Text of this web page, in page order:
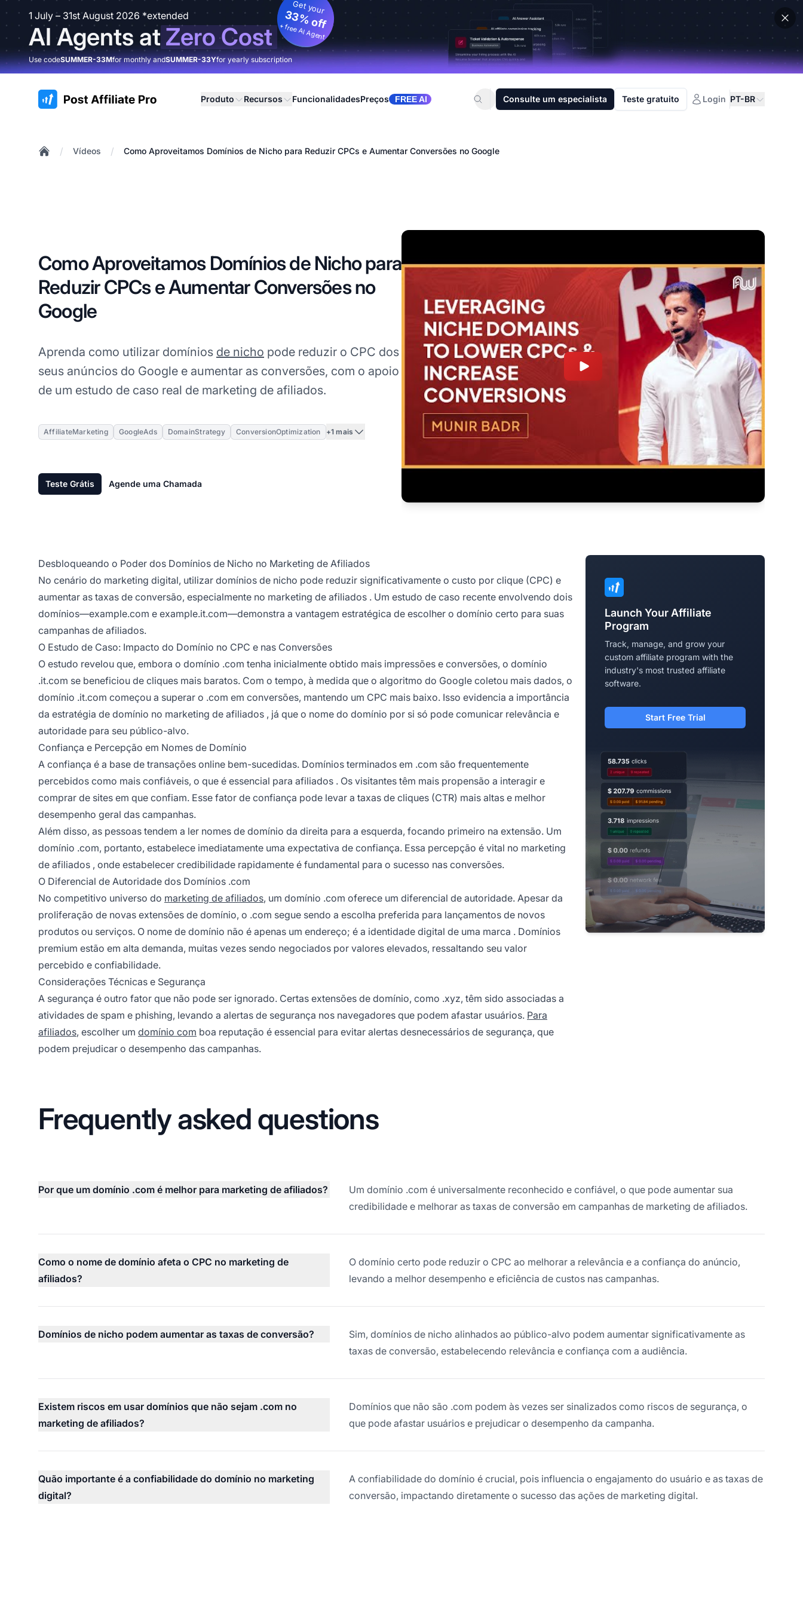
1 July – 31st August 2026 *extended
AI Agents atZero Cost
Get your
33% off
+ free AI Agent
Use codeSUMMER-33Mfor monthly andSUMMER-33Yfor yearly subscription
:site.title Produto Recursos FuncionalidadesPreços FREE AI Consulte um especialista Teste gratuito Login PT-BR
/ Vídeos / Como Aproveitamos Domínios de Nicho para Reduzir CPCs e Aumentar Conversões no Google
Como Aproveitamos Domínios de Nicho para
Reduzir CPCs e Aumentar Conversões no
Google
Aprenda como utilizar domínios de nicho pode reduzir o CPC dos
seus anúncios do Google e aumentar as conversões, com o apoio
de um estudo de caso real de marketing de afiliados.
AffiliateMarketing GoogleAds DomainStrategy ConversionOptimization +1 mais
Teste Grátis Agende uma Chamada
Desbloqueando o Poder dos Domínios de Nicho no Marketing de Afiliados
No cenário do marketing digital, utilizar domínios de nicho pode reduzir significativamente o custo por clique (CPC) e
aumentar as taxas de conversão, especialmente no marketing de afiliados . Um estudo de caso recente envolvendo dois
domínios—example.com e example.it.com—demonstra a vantagem estratégica de escolher o domínio certo para suas
campanhas de afiliados.
O Estudo de Caso: Impacto do Domínio no CPC e nas Conversões
O estudo revelou que, embora o domínio .com tenha inicialmente obtido mais impressões e conversões, o domínio
.it.com se beneficiou de cliques mais baratos. Com o tempo, à medida que o algoritmo do Google coletou mais dados, o
domínio .it.com começou a superar o .com em conversões, mantendo um CPC mais baixo. Isso evidencia a importância
da estratégia de domínio no marketing de afiliados , já que o nome do domínio por si só pode comunicar relevância e
autoridade para seu público-alvo.
Confiança e Percepção em Nomes de Domínio
A confiança é a base de transações online bem-sucedidas. Domínios terminados em .com são frequentemente
percebidos como mais confiáveis, o que é essencial para afiliados . Os visitantes têm mais propensão a interagir e
comprar de sites em que confiam. Esse fator de confiança pode levar a taxas de cliques (CTR) mais altas e melhor
desempenho geral das campanhas.
Além disso, as pessoas tendem a ler nomes de domínio da direita para a esquerda, focando primeiro na extensão. Um
domínio .com, portanto, estabelece imediatamente uma expectativa de confiança. Essa percepção é vital no marketing
de afiliados , onde estabelecer credibilidade rapidamente é fundamental para o sucesso nas conversões.
O Diferencial de Autoridade dos Domínios .com
No competitivo universo do marketing de afiliados, um domínio .com oferece um diferencial de autoridade. Apesar da
proliferação de novas extensões de domínio, o .com segue sendo a escolha preferida para lançamentos de novos
produtos ou serviços. O nome de domínio não é apenas um endereço; é a identidade digital de uma marca . Domínios
premium estão em alta demanda, muitas vezes sendo negociados por valores elevados, ressaltando seu valor
percebido e confiabilidade.
Considerações Técnicas e Segurança
A segurança é outro fator que não pode ser ignorado. Certas extensões de domínio, como .xyz, têm sido associadas a
atividades de spam e phishing, levando a alertas de segurança nos navegadores que podem afastar usuários. Para
afiliados, escolher um domínio com boa reputação é essencial para evitar alertas desnecessários de segurança, que
podem prejudicar o desempenho das campanhas.
Launch Your Affiliate
Program
Track, manage, and grow your
custom affiliate program with the
industry's most trusted affiliate
software.
Start Free Trial
Frequently asked questions
Por que um domínio .com é melhor para marketing de afiliados?
Um domínio .com é universalmente reconhecido e confiável, o que pode aumentar sua
credibilidade e melhorar as taxas de conversão em campanhas de marketing de afiliados.
Como o nome de domínio afeta o CPC no marketing de
afiliados?
O domínio certo pode reduzir o CPC ao melhorar a relevância e a confiança do anúncio,
levando a melhor desempenho e eficiência de custos nas campanhas.
Domínios de nicho podem aumentar as taxas de conversão?
Sim, domínios de nicho alinhados ao público-alvo podem aumentar significativamente as
taxas de conversão, estabelecendo relevância e confiança com a audiência.
Existem riscos em usar domínios que não sejam .com no
marketing de afiliados?
Domínios que não são .com podem às vezes ser sinalizados como riscos de segurança, o
que pode afastar usuários e prejudicar o desempenho da campanha.
Quão importante é a confiabilidade do domínio no marketing
digital?
A confiabilidade do domínio é crucial, pois influencia o engajamento do usuário e as taxas de
conversão, impactando diretamente o sucesso das ações de marketing digital.